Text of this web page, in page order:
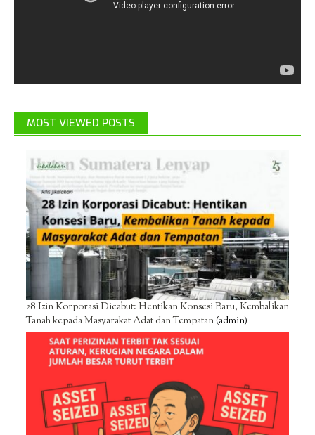
MOST VIEWED POSTS
28 Izin Korporasi Dicabut: Hentikan Konsesi Baru, Kembalikan
Tanah kepada Masyarakat Adat dan Tempatan(admin)